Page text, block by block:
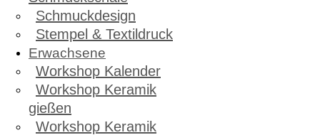
Schmuckdesign
Stempel & Textildruck
Erwachsene
Workshop Kalender
Workshop Keramik
gießen
Workshop Keramik